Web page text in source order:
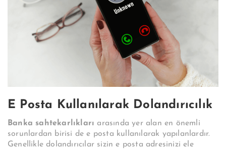
E Posta Kullanılarak Dolandırıcılık
Banka sahtekarlıkları arasında yer alan en önemli
sorunlardan birisi de e posta kullanılarak yapılanlardır.
Genellikle dolandırıcılar sizin e posta adresinizi ele